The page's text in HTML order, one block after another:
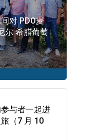
对 PDO麦
尔 希腊葡萄
与者一起进
（7 月 10